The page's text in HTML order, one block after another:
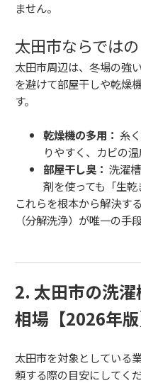
ません。
太田市ならではの
太田市周辺は、冬場の強
を避けて部屋干しや乾燥
す。
乾燥機の多用： 糸
りやすく、カビの温
部屋干し臭： 洗濯
剤を使っても「生乾
これらを根本から解決す
（分解洗浄）が唯一の手段
2. 太田市の洗
相場【2026年版
太田市を対象としている
頼する際の目安にしてくだ